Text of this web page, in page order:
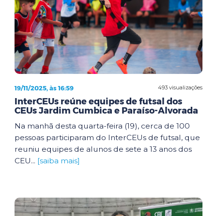
493 visualizações
19/11/2025, às 16:59
InterCEUs reúne equipes de futsal dos
CEUs Jardim Cumbica e Paraíso-Alvorada
Na manhã desta quarta-feira (19), cerca de 100
pessoas participaram do InterCEUs de futsal, que
reuniu equipes de alunos de sete a 13 anos dos
CEU... [saiba mais]